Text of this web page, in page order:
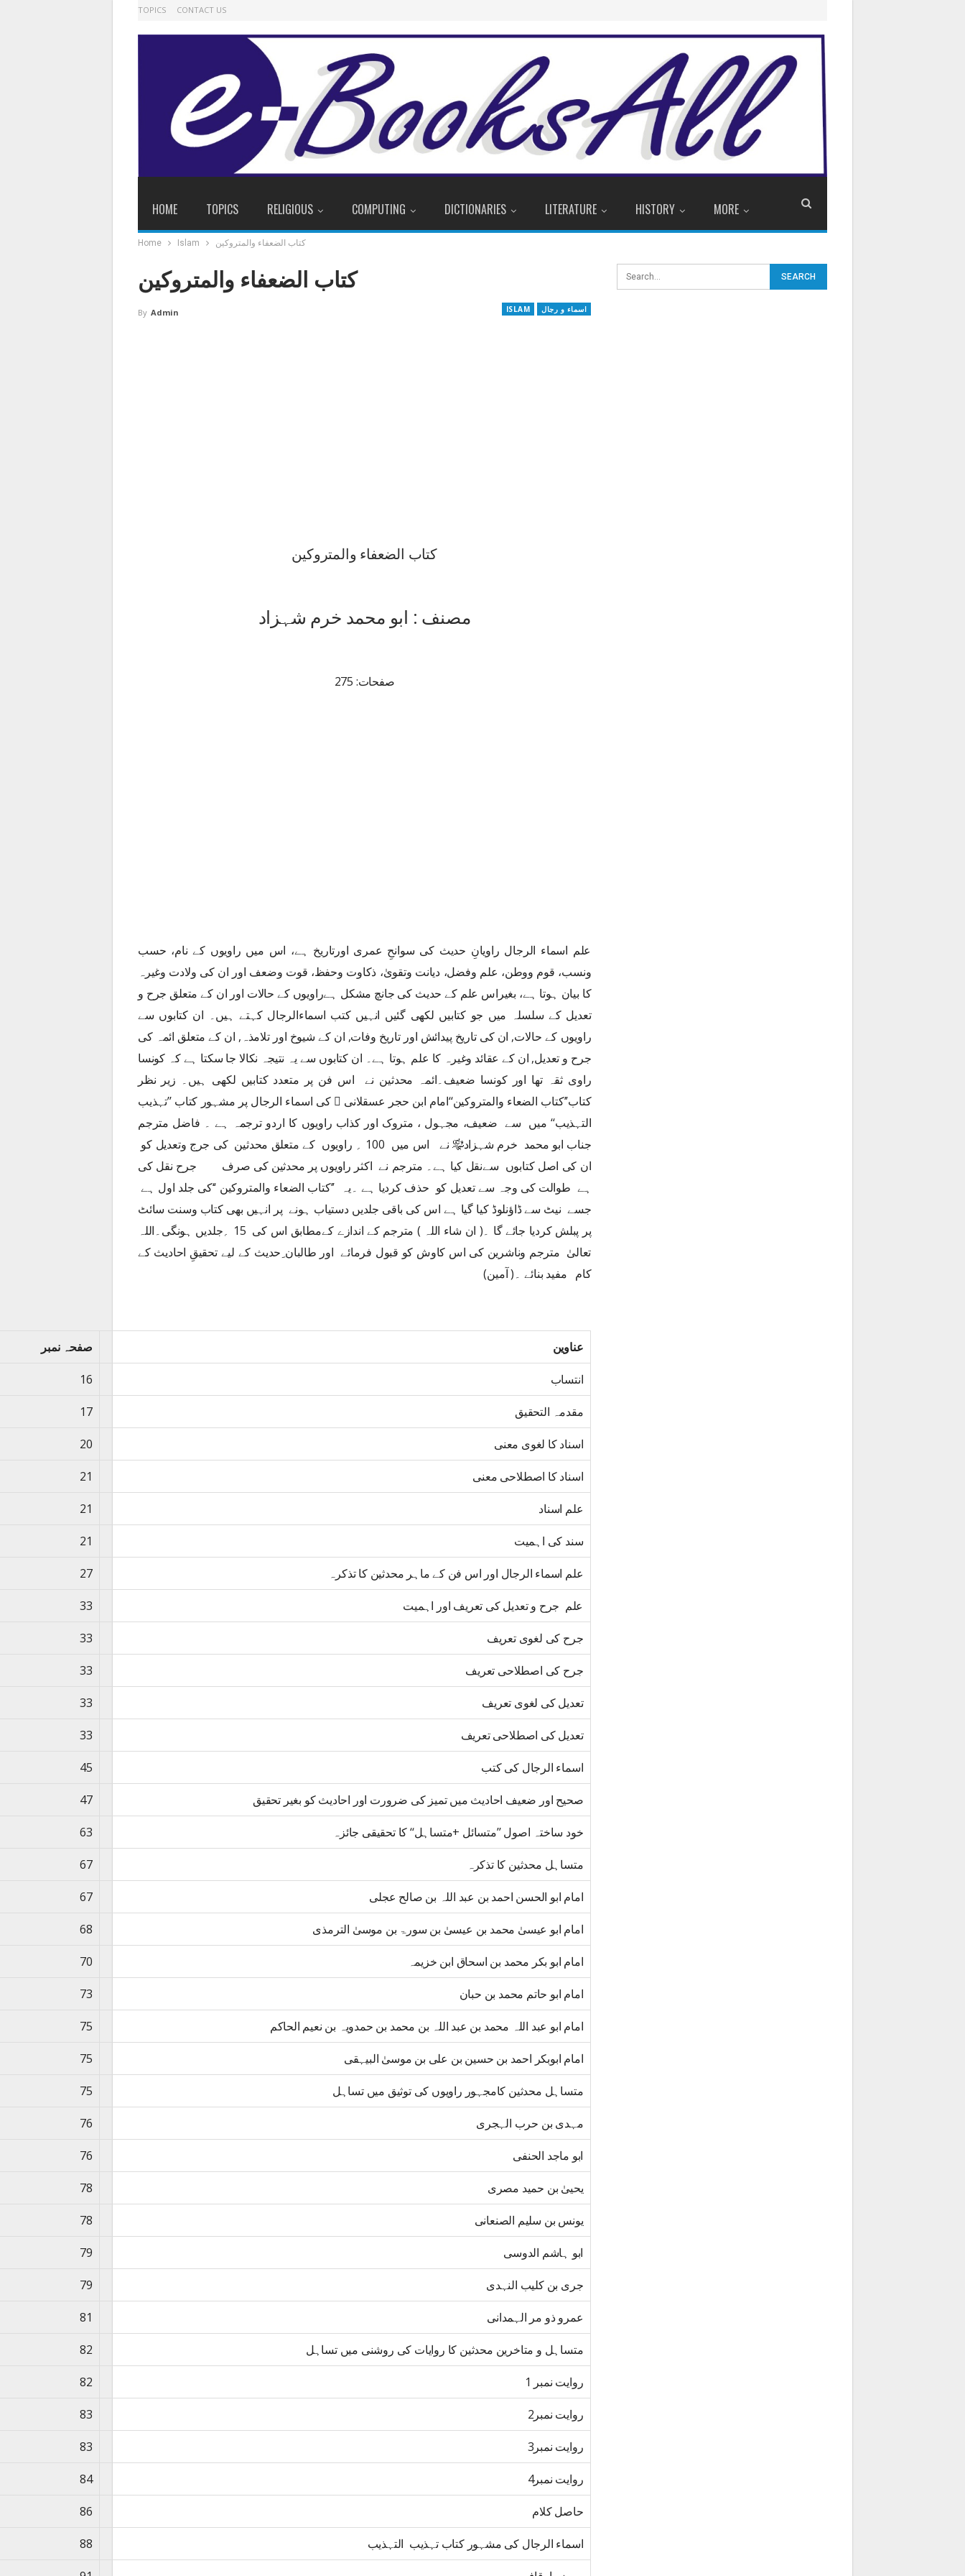
TOPICS CONTACT US
HOME TOPICS RELIGIOUS COMPUTING DICTIONARIES LITERATURE HISTORY MORE
Home Islam کتاب الضعفاء والمتروکین
کتاب الضعفاء والمتروکین
ISLAM اسماء و رجال By Admin
کتاب الضعفاء والمتروکین
مصنف : ابو محمد خرم شہزاد
صفحات: 275
علم اسماء الرجال راویانِ حدیث کی سوانحِ عمری اورتاریخ ہے، اس میں راویوں کے نام، حسب
ونسب، قوم ووطن، علم وفضل، دیانت وتقویٰ، ذکاوت وحفظ، قوت وضعف اور ان کی ولادت وغیرہ
کا بیان ہوتا ہے، بغیراس علم کے حدیث کی جانچ مشکل ہےراویوں کے حالات اور ان کے متعلق جرح و
تعدیل کے سلسلہ میں جو کتابیں لکھی گئیں انہیں کتب اسماءالرجال کہتے ہیں۔ ان کتابوں سے
راویوں کے حالات, ان کی تاریخ پیدائش اور تاریخ وفات, ان کے شیوخ اور تلامذہ, ان کے متعلق ائمہ کی
جرح و تعدیل, ان کے عقائد وغیرہ کا علم ہوتا ہے۔ ان کتابوں سے یہ نتیجہ نکالا جا سکتا ہے کہ کونسا
راوی ثقہ تھا اور کونسا ضعیف۔ائمہ محدثین نے اس فن پر متعدد کتابیں لکھی ہیں۔ زیر نظر
کتاب’’کتاب الضعاء والمتروکین‘‘امام ابن حجر عسقلانی ﷫ کی اسماء الرجال پر مشہور کتاب ’’تہذیب
التہذیب‘‘ میں سے ضعیف، مجہول ، متروک اور کذاب راویوں کا اردو ترجمہ ہے ۔ فاضل مترجم
جناب ابو محمد خرم شہزاد﷾ نے اس میں 100 ؍ راویوں کے متعلق محدثین کی جرج وتعدیل کو
ان کی اصل کتابوں سےنقل کیا ہے۔ مترجم نے اکثر راویوں پر محدثین کی صرف جرح نقل کی
ہے طوالت کی وجہ سے تعدیل کو حذف کردیا ہے ۔یہ ’’کتاب الضعاء والمتروکین ‘‘کی جلد اول ہے
جسے نیٹ سے ڈاؤنلوڈ کیا گیا ہے اس کی باقی جلدیں دستیاب ہونے پر انہیں بھی کتاب وسنت سائٹ
پر پبلش کردیا جائے گا ۔( ان شاء اللہ ) مترجم کے اندازے کےمطابق اس کی 15 ؍جلدیں ہونگی۔اللہ
تعالیٰ مترجم وناشرین کی اس کاوش کو قبول فرمائے اور طالبان ِحدیث کے لیے تحقیقِ احادیث کے
کام مفید بنائے ۔( آمین)
عناوین صفحہ نمبر
انتساب 16
مقدمہ التحقيق 17
اسناد کا لغوی معنی 20
اسناد کا اصطلاحی معنی 21
علم اسناد 21
سند کی اہمیت 21
علم اسماء الرجال اور اس فن کے ماہر محدثین کا تذکرہ 27
علم جرح و تعدیل کی تعریف اور اہمیت 33
جرح کی لغوی تعریف 33
جرح کی اصطلاحی تعریف 33
تعدیل کی لغوی تعریف 33
تعدیل کی اصطلاحی تعریف 33
اسماء الرجال کی کتب 45
صحیح اور ضعیف احادیث میں تمیز کی ضرورت اور احادیث کو بغیر تحقیق 47
خود ساختہ اصول ’’متسائل +متساہل‘‘ کا تحقیقی جائزہ 63
متساہل محدثین کا تذکرہ 67
امام ابو الحسن احمد بن عبد اللہ بن صالح عجلی 67
امام ابو عیسیٰ محمد بن عیسیٰ بن سورۃ بن موسیٰ الترمذی 68
امام ابو بکر محمد بن اسحاق ابن خزیمہ 70
امام ابو حاتم محمد بن حبان 73
امام ابو عبد اللہ محمد بن عبد اللہ بن محمد بن حمدویہ بن نعیم الحاکم 75
امام ابوبکر احمد بن حسین بن علی بن موسیٰ البیہقی 75
متساہل محدثین کامجہور راویوں کی توثیق میں تساہل 75
مہدی بن حرب الہجری 76
ابو ماجد الحنفی 76
یحییٰ بن حمید مصری 78
یونس بن سلیم الصنعانی 78
ابو ہاشم الدوسی 79
جری بن کلیب النہدی 79
عمرو ذو مر الہمدانی 81
متساہل و متاخرین محدثین کا روایات کی روشنی میں تساہل 82
روایت نمبر 1 82
روایت نمبر2 83
روایت نمبر3 83
روایت نمبر4 84
حاصل کلام 86
اسماء الرجال کی مشہور کتاب تہذیب التہذیب 88